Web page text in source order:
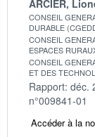
ARCIER,
CONSEIL
DURABLE
CONSEIL
ESPACES
CONSEIL
ET DES
Rapport: déc.
n°009841-01
Accéder à la